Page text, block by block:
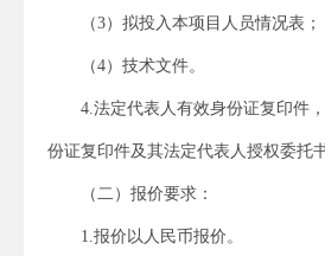
（3）拟投入本项目人员情况表；
（4）技术文件。
4.法定代表人有效身份证复印件
份证复印件及其法定代表人授权委托书
（二）报价要求：
1.报价以人民币报价。